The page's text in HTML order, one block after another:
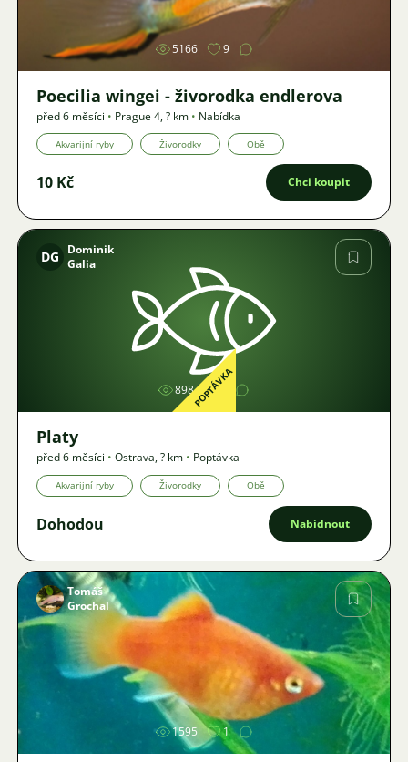
5166 9
Poecilia wingei - živorodka endlerova
před 6 měsíci • Prague 4,? km • Nabídka
Akvarijní ryby Živorodky Obě
10 Kč Chci koupit
Obrázek
DG
Dominik
Galia
898 1
POPTÁVKA
Platy
před 6 měsíci • Ostrava,? km • Poptávka
Akvarijní ryby Živorodky Obě
Dohodou Nabídnout
Obrázek
Tomáš
Grochal
1595 1